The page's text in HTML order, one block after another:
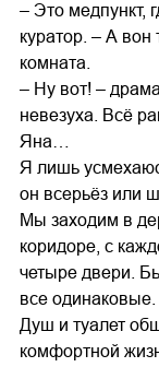
– Это медпункт,
куратор. – А
комната.
– Ну вот! –
невезуха. Всё
Яна…
Я лишь
он всерьёз или
Мы заходим в
коридоре, с
четыре двери.
все одинаковые.
Душ и туалет
комфортной